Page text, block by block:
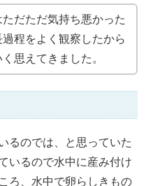
だただ気持ち悪かった
程をよく観察したから
思えてきました。
るのでは、と思っていた
いるので水中に産み付け
ろ、水中で卵らしきもの